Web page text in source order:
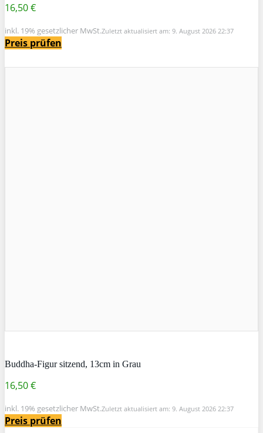
16,50 €
inkl. 19% gesetzlicher MwSt.Zuletzt aktualisiert am: 9. August 2026 22:37
Preis prüfen
Buddha-Figur sitzend, 13cm in Grau
16,50 €
inkl. 19% gesetzlicher MwSt.Zuletzt aktualisiert am: 9. August 2026 22:37
Preis prüfen